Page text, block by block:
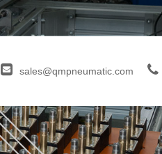
sales@qmpneumatic.com